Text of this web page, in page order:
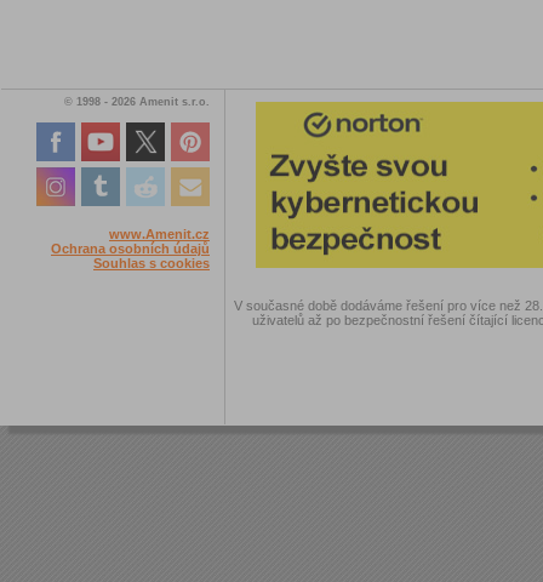
© 1998 - 2026 Amenit s.r.o.
www.Amenit.cz
Ochrana osobních údajů
Souhlas s cookies
V současné době dodáváme řešení pro více než
uživatelů až po bezpečnostní řešení čítající